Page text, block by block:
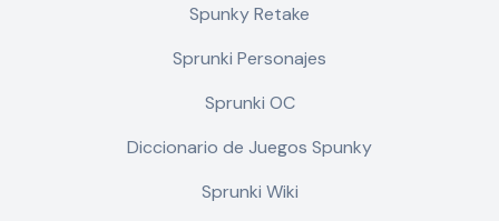
Spunky Retake
Sprunki Personajes
Sprunki OC
Diccionario de Juegos Spunky
Sprunki Wiki